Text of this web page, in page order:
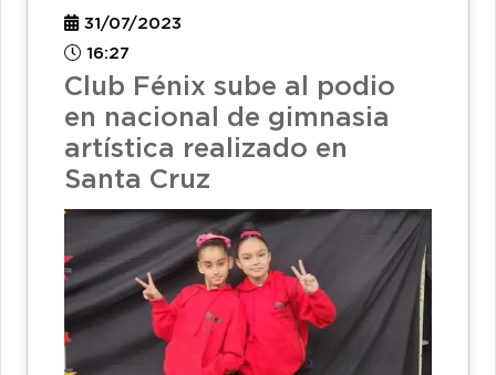
31/07/2023
16:27
Club Fénix sube al podio
en nacional de gimnasia
artística realizado en
Santa Cruz